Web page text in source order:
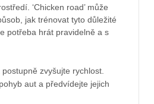
‘Chicken road’ může
jak trénovat tyto důležité
potřeba hrát pravidelně a s
zvyšujte rychlost.
aut a předvídejte jejich